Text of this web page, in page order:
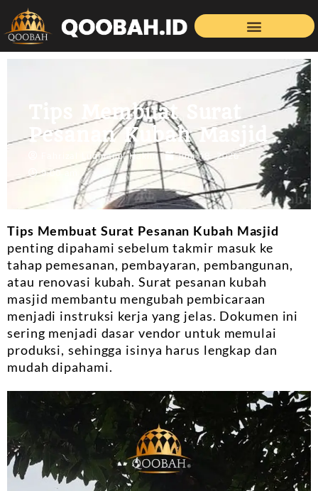
Tips Membuat Surat
Pesanan Kubah Masjid
Fahrizal Luqmanul Hakim
Juni 18, 2026
9:00 am
Tips Membuat Surat Pesanan Kubah Masjid
penting dipahami sebelum takmir masuk ke
tahap pemesanan, pembayaran, pembangunan,
atau renovasi kubah. Surat pesanan kubah
masjid membantu mengubah pembicaraan
menjadi instruksi kerja yang jelas. Dokumen ini
sering menjadi dasar vendor untuk memulai
produksi, sehingga isinya harus lengkap dan
mudah dipahami.